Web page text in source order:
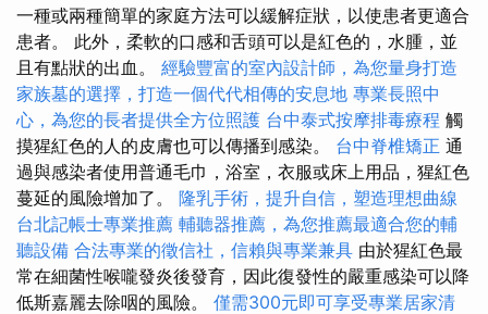
一種或兩種簡單的家庭方法可以緩解症狀，以使患者更適合
患者。 此外，柔軟的口感和舌頭可以是紅色的，水腫，並
且有點狀的出血。 經驗豐富的室內設計師，為您量身打造
家族墓的選擇，打造一個代代相傳的安息地 專業長照中
心，為您的長者提供全方位照護 台中泰式按摩排毒療程 觸
摸猩紅色的人的皮膚也可以傳播到感染。 台中脊椎矯正 通
過與感染者使用普通毛巾，浴室，衣服或床上用品，猩紅色
蔓延的風險增加了。 隆乳手術，提升自信，塑造理想曲線
台北記帳士專業推薦 輔聽器推薦，為您推薦最適合您的輔
聽設備 合法專業的徵信社，信賴與專業兼具 由於猩紅色最
常在細菌性喉嚨發炎後發育，因此復發性的嚴重感染可以降
低斯嘉麗去除咽的風險。 僅需300元即可享受專業居家清